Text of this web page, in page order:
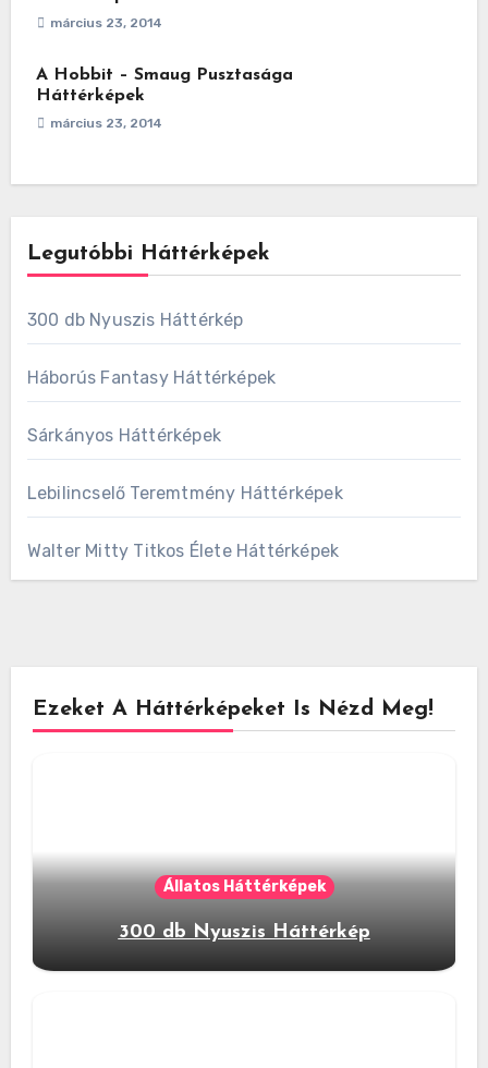
március 23, 2014
A Hobbit – Smaug Pusztasága
Háttérképek
március 23, 2014
Legutóbbi Háttérképek
300 db Nyuszis Háttérkép
Háborús Fantasy Háttérképek
Sárkányos Háttérképek
Lebilincselő Teremtmény Háttérképek
Walter Mitty Titkos Élete Háttérképek
Ezeket A Háttérképeket Is Nézd Meg!
Állatos Háttérképek
300 db Nyuszis Háttérkép